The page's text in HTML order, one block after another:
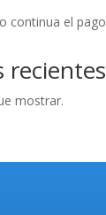
continua el
recientes
mostrar.